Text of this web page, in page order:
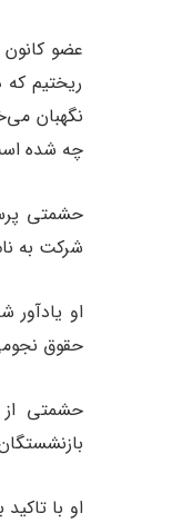
ریختیم
چه شده
شرکت به
حقوق
حشمتی از
او با